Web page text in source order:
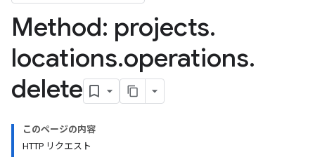
Method: projects.
locations.operations.
delete
このページの内容
HTTP リクエスト